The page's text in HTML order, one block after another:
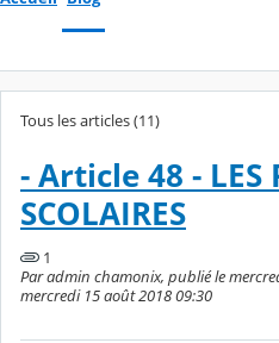
Tous les articles (11)
- Article 48 - LES
SCOLAIRES
1
Par admin chamonix, publié le
mercredi 15 août 2018 09:30